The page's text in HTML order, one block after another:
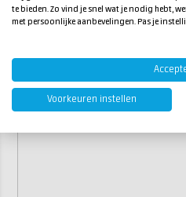
te bieden. Zo vind je snel wat je nodig hebt,
met persoonlijke aanbevelingen. Pas je
Voorkeuren instellen